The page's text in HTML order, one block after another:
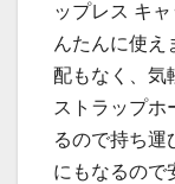
ップレス キ
んたんに使え
配もなく、気
ストラップホ
るので持ち運
にもなるの